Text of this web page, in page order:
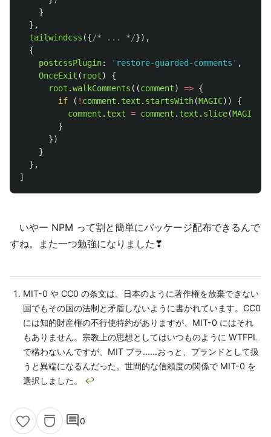
}
},
tailwindcss ({/* ... */}),
{
postcssPlugin: ' restore-guarded-comments ' ,
OnceExit ( root)
{
root .walkComments ((comment) => {
if
( ! comment . text . startsWith(MAGIC))
{
comment . text = comment . text . slice(MAGIC
}
})
}
},
]
いやー NPM って割と簡単にパッケージ配布できるんで
すね。また一つ勉強になりました❣
MIT-0 や CC0 の条文は、日本のように著作権を放棄できない
国でもその国の法制と矛盾しないように書かれています。CC0
には知的財産権の不行使特約がありますが、MIT-0 にはそれ
もありません。宗教上の思想としてはいつものように WTFPL
で構わないんですが、MIT ブラ……おっと、ブランドとして扱
うと異端になるんだった。世間的な信頼度の関係で MIT-0 を
選択しました。 ↩
comment0